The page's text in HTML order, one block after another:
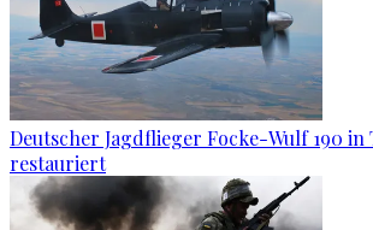
Deutscher Jagdflieger Focke-Wulf 190 in
restauriert